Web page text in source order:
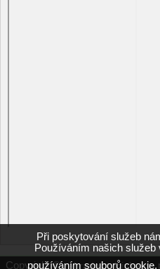
Copyright ©zahradnictvicinke.cz,
Při poskytování služeb
Používáním našich služeb
používáním souborů